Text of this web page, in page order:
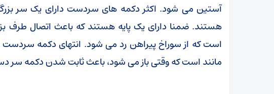
آستین می شود. اکثر دکمه های سردست دارای یک سر
هستند. ضمنا دارای یک پایه هستند که باعث اتصال طرف
است که از سوراخ پیراهن رد می شود. انتهای دکمه
مانند است که وقتی باز می شود، باعث ثابت شدن دکمه سر